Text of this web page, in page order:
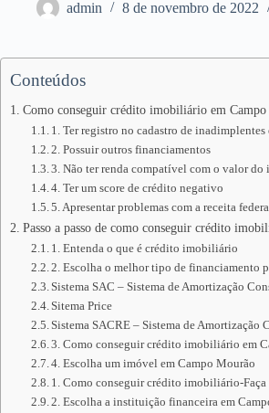
admin 8 de novembro de 2022
Conteúdos
Como conseguir crédito imobiliário em
1. Ter registro no cadastro de
2. Possuir outros financiamentos
3. Não ter renda compatível com o valor
4. Ter um score de crédito negativo
5. Apresentar problemas com a receita
Passo a passo de como conseguir crédito
1. Entenda o que é crédito imobiliário
2. Escolha o melhor tipo de financiamento
Sistema SAC – Sistema de Amortização
Sitema Price
Sistema SACRE – Sistema de Amortização
3. Como conseguir crédito imobiliário em
4. Escolha um imóvel em Campo Mourão
1. Como conseguir crédito imobiliário-
2. Escolha a instituição financeira em